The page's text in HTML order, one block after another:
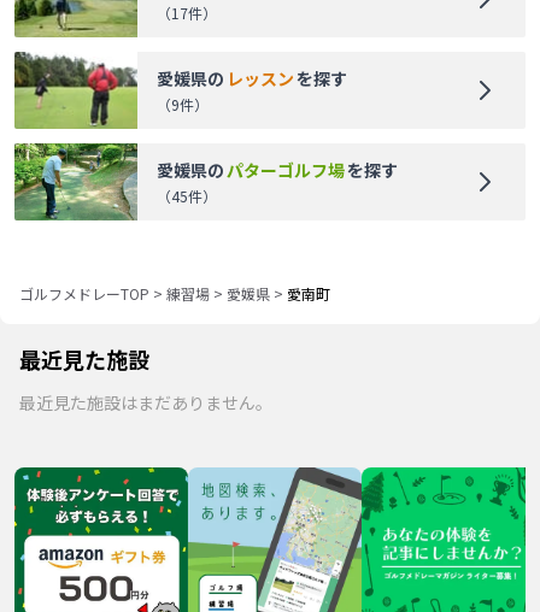
（17件）
愛媛県の レッスンを探す
（9件）
愛媛県のパターゴルフ場を探す
（45件）
ゴルフメドレーTOP > 練習場 > 愛媛県 > 愛南町
最近見た施設
最近見た施設はまだありません。